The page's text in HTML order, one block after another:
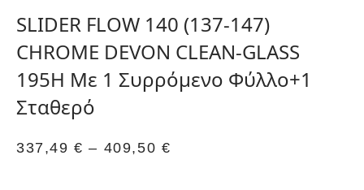
SLIDER FLOW 140 (137-147)
CHROME DEVON CLEAN-GLASS
195H Με 1 Συρρόμενο Φύλλο+1
Σταθερό
337,49€ – 409,50 €